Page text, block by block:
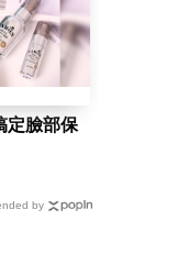
定臉部保
by